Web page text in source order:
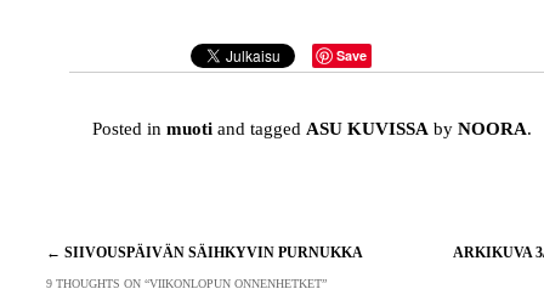
Save
Posted inmuoti and tagged ASU KUVISSA byNOORA.
Artikkelien
selaus
← SIIVOUSPÄIVÄN SÄIHKYVIN PURNUKKA ARKIKUVA
9 THOUGHTS ON “VIIKONLOPUN ONNENHETKET”